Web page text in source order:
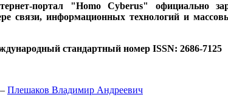
портал "Homo Cyberus" официально
связи, информационных технологий и
стандартный номер ISSN: 2686-7125
– Плешаков Владимир Андреевич